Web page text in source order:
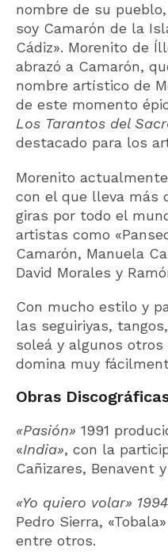
nombre de su
soy Camarón de la
Cádiz». Morenito de
abrazó a Camarón,
nombre artístico de
de este momento
Los Tarantos del
destacado para los
Morenito
con el que lleva más
giras por todo el
artistas como
Camarón, Manuela
David Morales y
Con mucho estilo y
las seguiriyas,
soleá y algunos
domina muy
Obras
«Pasión» 1991
«India», con la
Cañizares, Benavent
«Yo quiero volar» 1994
Pedro Sierra,
entre otros.